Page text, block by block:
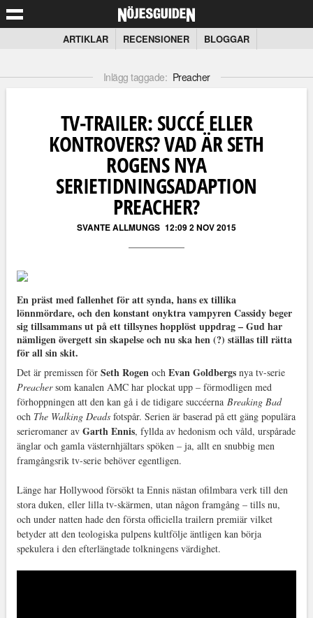
ARTIKLAR RECENSIONER BLOGGAR
Inlägg taggade: Preacher
TV-TRAILER: SUCCÉ ELLER
KONTROVERS? VAD ÄR SETH
ROGENS NYA
SERIETIDNINGSADAPTION
PREACHER?
SVANTE ALLMUNGS 12:09 2 NOV 2015
En präst med fallenhet för att synda, hans ex tillika
lönnmördare, och den konstant onyktra vampyren Cassidy beger
sig tillsammans ut på ett tillsynes hopplöst uppdrag – Gud har
nämligen övergett sin skapelse och nu ska hen (?) ställas till rätta
för all sin skit.
Det är premissen för Seth Rogenoch Evan Goldbergsnya tv-serie
Preachersom kanalen AMC har plockat upp – förmodligen med
förhoppningen att den kan gå i de tidigare succéerna Breaking Bad
och The Walking Deadsfotspår. Serien är baserad på ett gäng populära
serieromaner av Garth Ennis, fyllda av hedonism och våld, urspårade
änglar och gamla västernhjältars spöken – ja, allt en snubbig men
framgångsrik tv-serie behöver egentligen.
Länge har Hollywood försökt ta Ennis nästan ofilmbara verk till den
stora duken, eller lilla tv-skärmen, utan någon framgång – tills nu,
och under natten hade den första officiella trailern premiär vilket
betyder att den teologiska pulpens kultfölje äntligen kan börja
spekulera i den efterlängtade tolkningens värdighet.